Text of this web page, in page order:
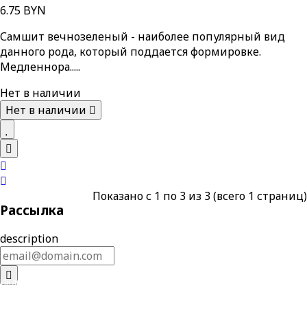
6.75 BYN
Самшит вечнозеленый - наиболее популярный вид
данного рода, который поддается формировке.
Медленнора.....
Нет в наличии
Нет в наличии
Показано с 1 по 3 из 3 (всего 1 страниц)
Рассылка
description
Индивидуальный предприниматель